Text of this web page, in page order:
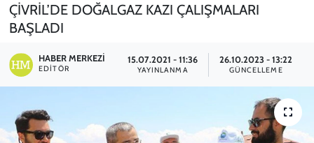
ÇİVRİL’DE DOĞALGAZ KAZI ÇALIŞMALARI
BAŞLADI
HABER MERKEZI
EDITÖR
15.07.2021 - 11:36
YAYINLANMA
26.10.2023 - 13:22
GÜNCELLEME